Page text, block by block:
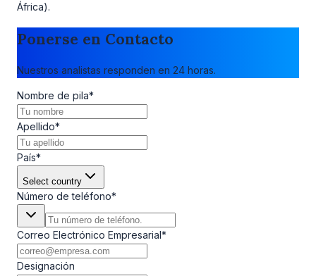
África).
Ponerse en Contacto
Nuestros analistas responden en 24 horas.
Nombre de pila*
Apellido*
País*
Select country
Número de teléfono*
Correo Electrónico Empresarial*
Designación